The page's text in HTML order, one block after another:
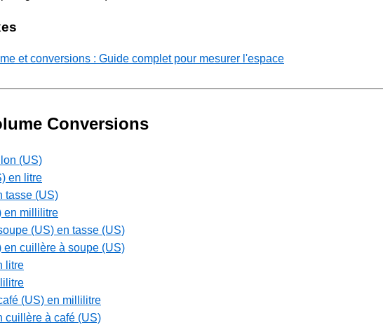
et conversions : Guide complet pour mesurer l'espace
Conversions
(US)
en litre
tasse (US)
en millilitre
(US) en tasse (US)
en cuillère à soupe (US)
litre
(US) en millilitre
cuillère à café (US)